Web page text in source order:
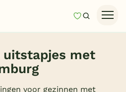
MijnZoeken
12 aanbiedingen
uitstapjes met
voor gezinnen met